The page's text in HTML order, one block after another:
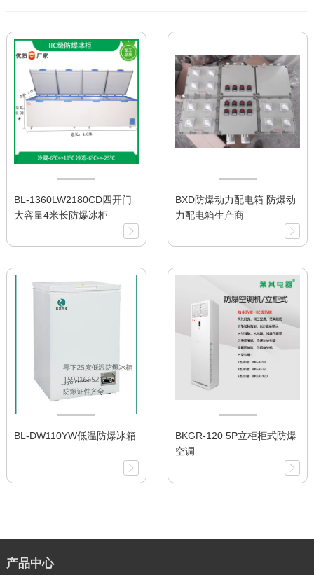
BL-1360LW2180CD四开门
大容量4米长防爆冰柜
BXD防爆动力配电箱 防爆动
力配电箱生产商
BL-DW110YW低温防爆冰箱
BKGR-120 5P立柜柜式防爆
空调
产品中心